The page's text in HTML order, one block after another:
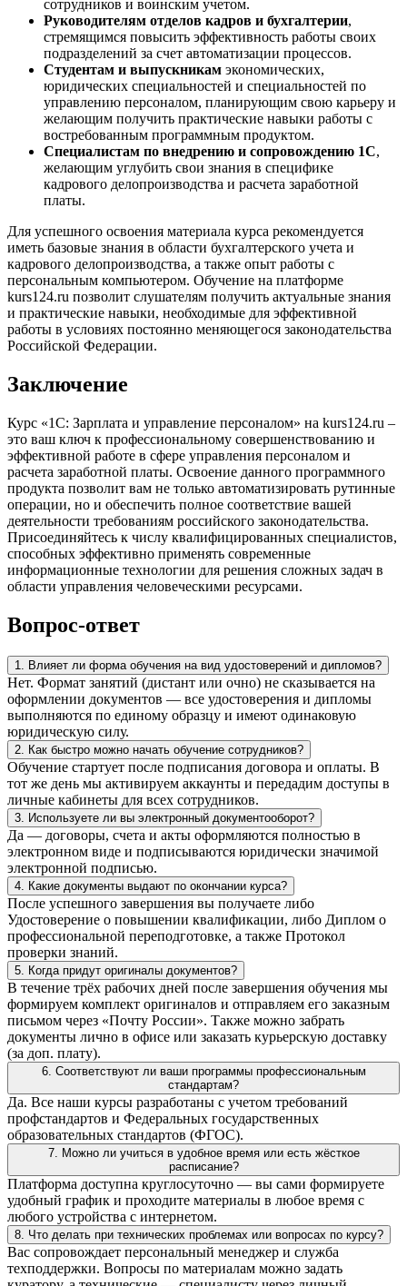
сотрудников и воинским учетом.
Руководителям отделов кадров и бухгалтерии,
стремящимся повысить эффективность работы своих
подразделений за счет автоматизации процессов.
Студентам и выпускникам экономических,
юридических специальностей и специальностей по
управлению персоналом, планирующим свою карьеру и
желающим получить практические навыки работы с
востребованным программным продуктом.
Специалистам по внедрению и сопровождению 1С,
желающим углубить свои знания в специфике
кадрового делопроизводства и расчета заработной
платы.
Для успешного освоения материала курса рекомендуется
иметь базовые знания в области бухгалтерского учета и
кадрового делопроизводства, а также опыт работы с
персональным компьютером. Обучение на платформе
kurs124.ru позволит слушателям получить актуальные знания
и практические навыки, необходимые для эффективной
работы в условиях постоянно меняющегося законодательства
Российской Федерации.
Заключение
Курс «1С: Зарплата и управление персоналом» на kurs124.ru –
это ваш ключ к профессиональному совершенствованию и
эффективной работе в сфере управления персоналом и
расчета заработной платы. Освоение данного программного
продукта позволит вам не только автоматизировать рутинные
операции, но и обеспечить полное соответствие вашей
деятельности требованиям российского законодательства.
Присоединяйтесь к числу квалифицированных специалистов,
способных эффективно применять современные
информационные технологии для решения сложных задач в
области управления человеческими ресурсами.
Вопрос-ответ
1. Влияет ли форма обучения на вид удостоверений и дипломов?
Нет. Формат занятий (дистант или очно) не сказывается на
оформлении документов — все удостоверения и дипломы
выполняются по единому образцу и имеют одинаковую
юридическую силу.
2. Как быстро можно начать обучение сотрудников?
Обучение стартует после подписания договора и оплаты. В
тот же день мы активируем аккаунты и передадим доступы в
личные кабинеты для всех сотрудников.
3. Используете ли вы электронный документооборот?
Да — договоры, счета и акты оформляются полностью в
электронном виде и подписываются юридически значимой
электронной подписью.
4. Какие документы выдают по окончании курса?
После успешного завершения вы получаете либо
Удостоверение о повышении квалификации, либо Диплом о
профессиональной переподготовке, а также Протокол
проверки знаний.
5. Когда придут оригиналы документов?
В течение трёх рабочих дней после завершения обучения мы
формируем комплект оригиналов и отправляем его заказным
письмом через «Почту России». Также можно забрать
документы лично в офисе или заказать курьерскую доставку
(за доп. плату).
6. Соответствуют ли ваши программы профессиональным
стандартам?
Да. Все наши курсы разработаны с учетом требований
профстандартов и Федеральных государственных
образовательных стандартов (ФГОС).
7. Можно ли учиться в удобное время или есть жёсткое
расписание?
Платформа доступна круглосуточно — вы сами формируете
удобный график и проходите материалы в любое время с
любого устройства с интернетом.
8. Что делать при технических проблемах или вопросах по курсу?
Вас сопровождает персональный менеджер и служба
техподдержки. Вопросы по материалам можно задать